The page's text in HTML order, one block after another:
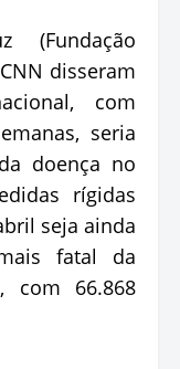
(Fundação
disseram
com
seria
doença no
rígidas
seja ainda
fatal da
com 66.868